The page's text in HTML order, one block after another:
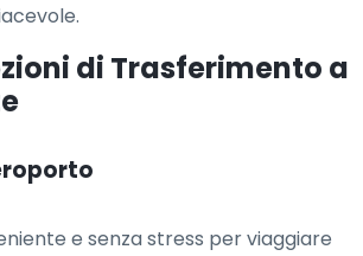
di Trasferimento a
e senza stress per viaggiare